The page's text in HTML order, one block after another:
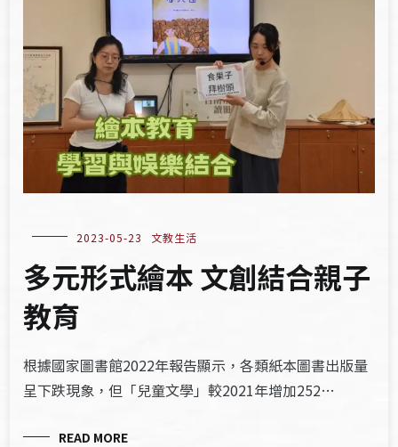
2023-05-23 文教生活
多元形式繪本 文創結合親子
教育
根據國家圖書館2022年報告顯示，各類紙本圖書出版量
呈下跌現象，但「兒童文學」較2021年增加252…
READ MORE